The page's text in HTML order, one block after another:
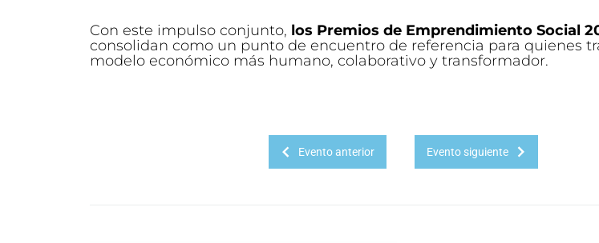
Con este impulso conjunto, los Premios de Emprendimiento Social
consolidan como un punto de encuentro de referencia para quienes
modelo económico más humano, colaborativo y transformador.
Evento anterior Evento siguiente